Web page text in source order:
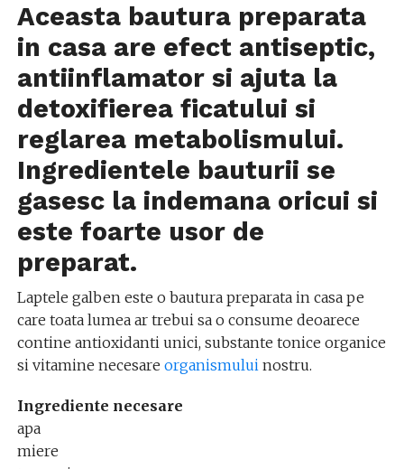
Aceasta bautura preparata
in casa are efect antiseptic,
antiinflamator si ajuta la
detoxifierea ficatului si
reglarea metabolismului.
Ingredientele bauturii se
gasesc la indemana oricui si
este foarte usor de
preparat.
Laptele galben este o bautura preparata in casa pe
care toata lumea ar trebui sa o consume deoarece
contine antioxidanti unici, substante tonice organice
si vitamine necesare organismuluinostru.
Ingrediente necesare
apa
miere